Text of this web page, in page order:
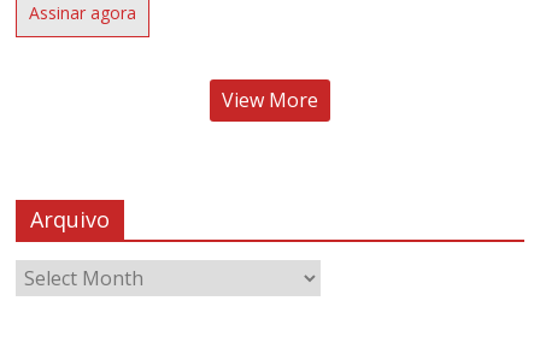
Assinar agora
View More
Arquivo